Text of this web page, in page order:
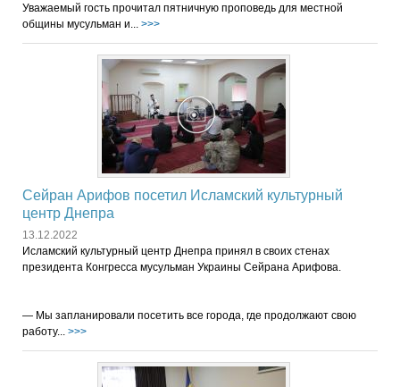
Уважаемый гость прочитал пятничную проповедь для местной
общины мусульман и... >>>
Сейран Арифов посетил Исламский культурный
центр Днепра
13.12.2022
Исламский культурный центр Днепра принял в своих стенах
президента Конгресса мусульман Украины Сейрана Арифова.
— Мы запланировали посетить все города, где продолжают свою
работу... >>>